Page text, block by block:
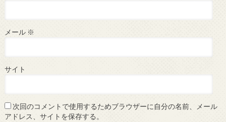
メール ※
サイト
次回のコメントで使用するためブラウザーに自分の名前、メール
アドレス、サイトを保存する。